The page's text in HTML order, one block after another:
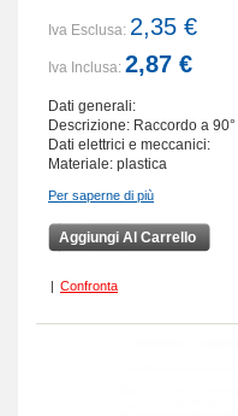
Iva Esclusa: 2,35 €
Iva Inclusa: 2,87 €
Dati generali:
Descrizione: Raccordo a
Dati elettrici e meccanici:
Materiale: plastica
Per saperne di più
Aggiungi Al Carrello
| Confronta